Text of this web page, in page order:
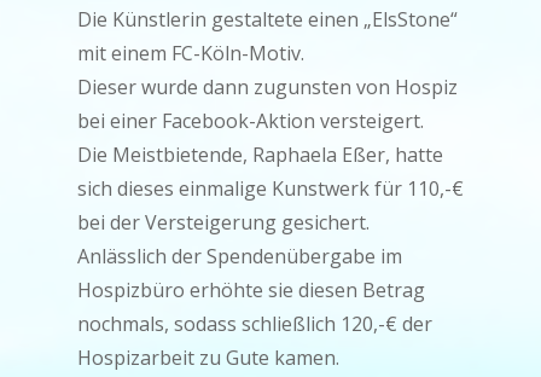
Die Künstlerin gestaltete einen „ElsStone“
mit einem FC-Köln-Motiv.
Dieser wurde dann zugunsten von Hospiz
bei einer Facebook-Aktion versteigert.
Die Meistbietende, Raphaela Eßer, hatte
sich dieses einmalige Kunstwerk für 110,-€
bei der Versteigerung gesichert.
Anlässlich der Spendenübergabe im
Hospizbüro erhöhte sie diesen Betrag
nochmals, sodass schließlich 120,-€ der
Hospizarbeit zu Gute kamen.